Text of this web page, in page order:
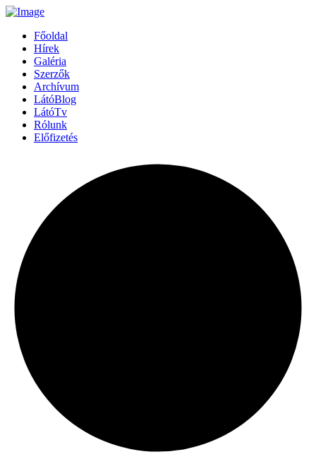
Főoldal
Hírek
Galéria
Szerzők
Archívum
LátóBlog
LátóTv
Rólunk
Előfizetés